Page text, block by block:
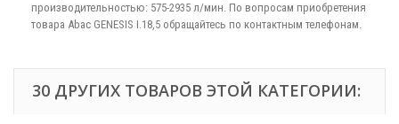
производительностью: 575-2935 л/мин. По вопросам приобретения
товара Abac GENESIS I.18,5 обращайтесь по контактным телефонам.
30 ДРУГИХ ТОВАРОВ ЭТОЙ КАТЕГОРИИ: